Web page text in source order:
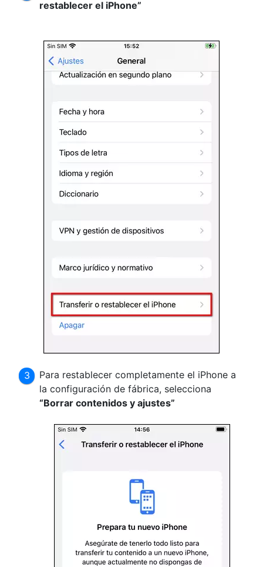
restablecer el iPhone”
Para restablecer completamente el iPhone a
la configuración de fábrica, selecciona
“Borrar contenidos y ajustes”